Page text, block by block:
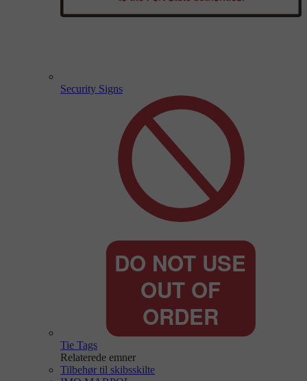
Security Signs
Tie Tags
Relaterede emner
Tilbehør til skibsskilte